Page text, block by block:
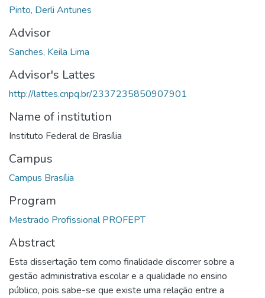
Pinto, Derli Antunes
Advisor
Sanches, Keila Lima
Advisor's Lattes
http://lattes.cnpq.br/2337235850907901
Name of institution
Instituto Federal de Brasília
Campus
Campus Brasília
Program
Mestrado Profissional PROFEPT
Abstract
Esta dissertação tem como finalidade discorrer sobre a
gestão administrativa escolar e a qualidade no ensino
público, pois sabe-se que existe uma relação entre a